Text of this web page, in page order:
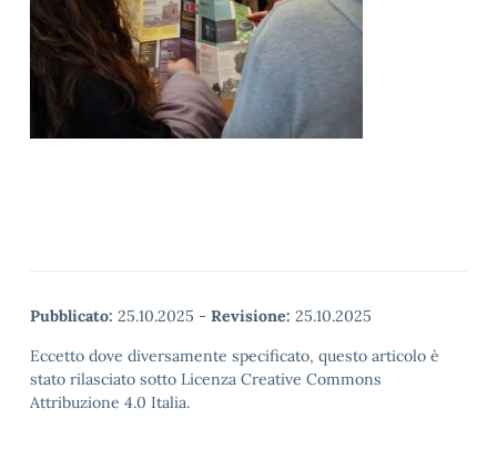
Pubblicato: 25.10.2025 - Revisione: 25.10.2025
Eccetto dove diversamente specificato, questo articolo è
stato rilasciato sotto Licenza Creative Commons
Attribuzione 4.0 Italia.